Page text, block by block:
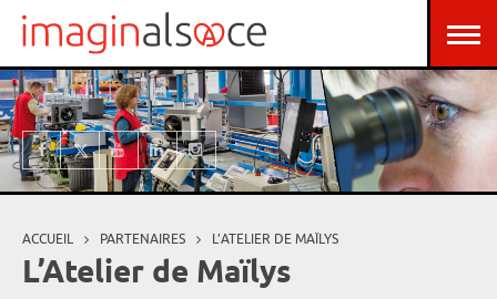
Aller au contenu principal
Vous êtes ici
ACCUEIL PARTENAIRES L’ATELIER DE MAÏLYS
L’Atelier de Maïlys
Panneau de gestion des cookies